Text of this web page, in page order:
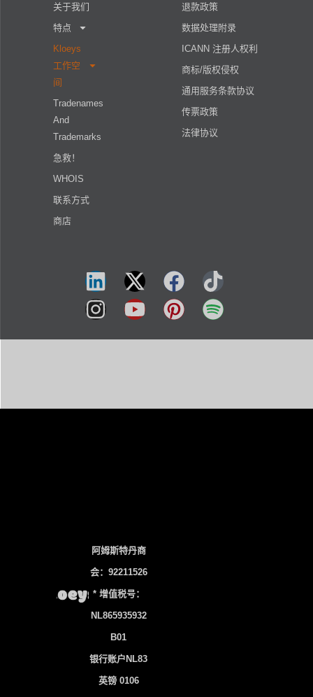
关于我们
特点
Kloeys
工作空
间
Tradenames
And
Trademarks
急救！
WHOIS
联系方式
商店
退款政策
数据处理附录
ICANN 注册人权利
商标/版权侵权
通用服务条款协议
传票政策
法律协议
阿姆斯特丹商
会：92211526
* 增值税号：
NL865935932
B01
银行账户NL83
英镑 0106